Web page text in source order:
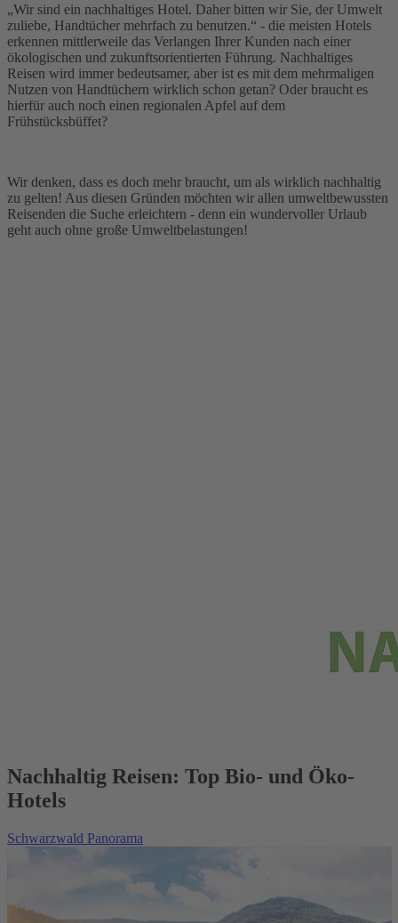
„Wir sind ein nachhaltiges Hotel. Daher bitten wir Sie, der Umwelt
zuliebe, Handtücher mehrfach zu benutzen.“ - die meisten Hotels
erkennen mittlerweile das Verlangen Ihrer Kunden nach einer
ökologischen und zukunftsorientierten Führung. Nachhaltiges
Reisen wird immer bedeutsamer, aber ist es mit dem mehrmaligen
Nutzen von Handtüchern wirklich schon getan? Oder braucht es
hierfür auch noch einen regionalen Apfel auf dem
Frühstücksbüffet?
Wir denken, dass es doch mehr braucht, um als wirklich nachhaltig
zu gelten! Aus diesen Gründen möchten wir allen umweltbewussten
Reisenden die Suche erleichtern - denn ein wundervoller Urlaub
geht auch ohne große Umweltbelastungen!
Nachhaltig Reisen: Top Bio- und Öko-
Hotels
Schwarzwald Panorama